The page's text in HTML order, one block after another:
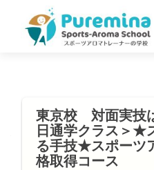
東京校 対面実技
日通学クラス＞★
る手技★スポーツ
格取得コース